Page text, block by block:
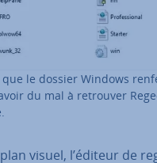
que le dossier Windows
du mal à retrouver
visuel, l’éditeur de